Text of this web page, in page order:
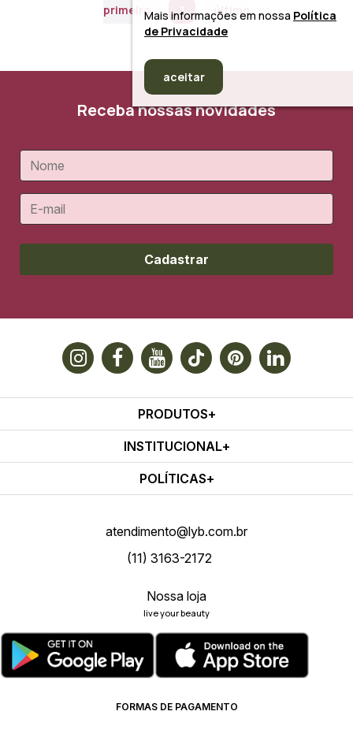
primeiro 1 último
Receba nossas novidades
Cadastrar
PRODUTOS
INSTITUCIONAL
POLÍTICAS
atendimento@lyb.com.br
(11) 3163-2172
Nossa loja
live your beauty
FORMAS DE PAGAMENTO
Mais informações em nossa Política
de Privacidade
aceitar